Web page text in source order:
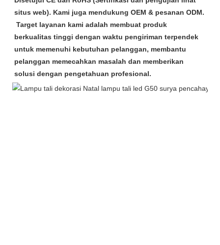
situs web). Kami juga mendukung OEM & pesanan ODM.
berkualitas tinggi dengan waktu pengiriman terpendek
untuk memenuhi kebutuhan pelanggan, membantu
pelanggan memecahkan masalah dan memberikan